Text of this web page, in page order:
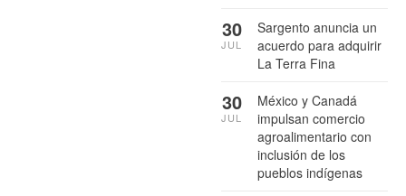
Sargento anuncia un
acuerdo para adquirir
La Terra Fina
30
JUL
México y Canadá
impulsan comercio
agroalimentario con
inclusión de los
pueblos indígenas
30
JUL